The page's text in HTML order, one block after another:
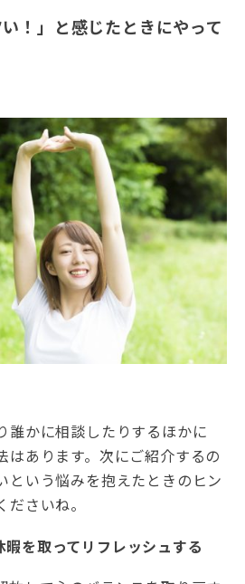
い！」と感じたときにやって
誰かに相談したりするほかに
はあります。次にご紹介するの
という悩みを抱えたときのヒン
さいね。
を取ってリフレッシュする